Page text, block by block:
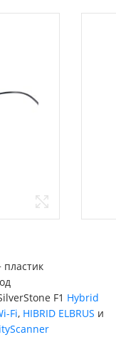
F1 Hybrid
Fi, HIBRID ELBRUS и